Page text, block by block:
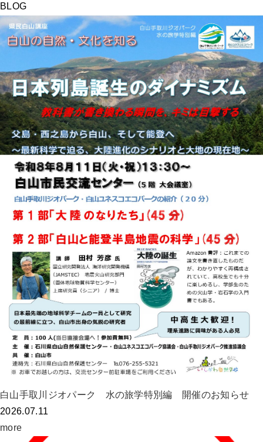
BLOG
白山手取川ジオパーク 水の旅学特別編 開催のお知らせ
2026.07.11
more